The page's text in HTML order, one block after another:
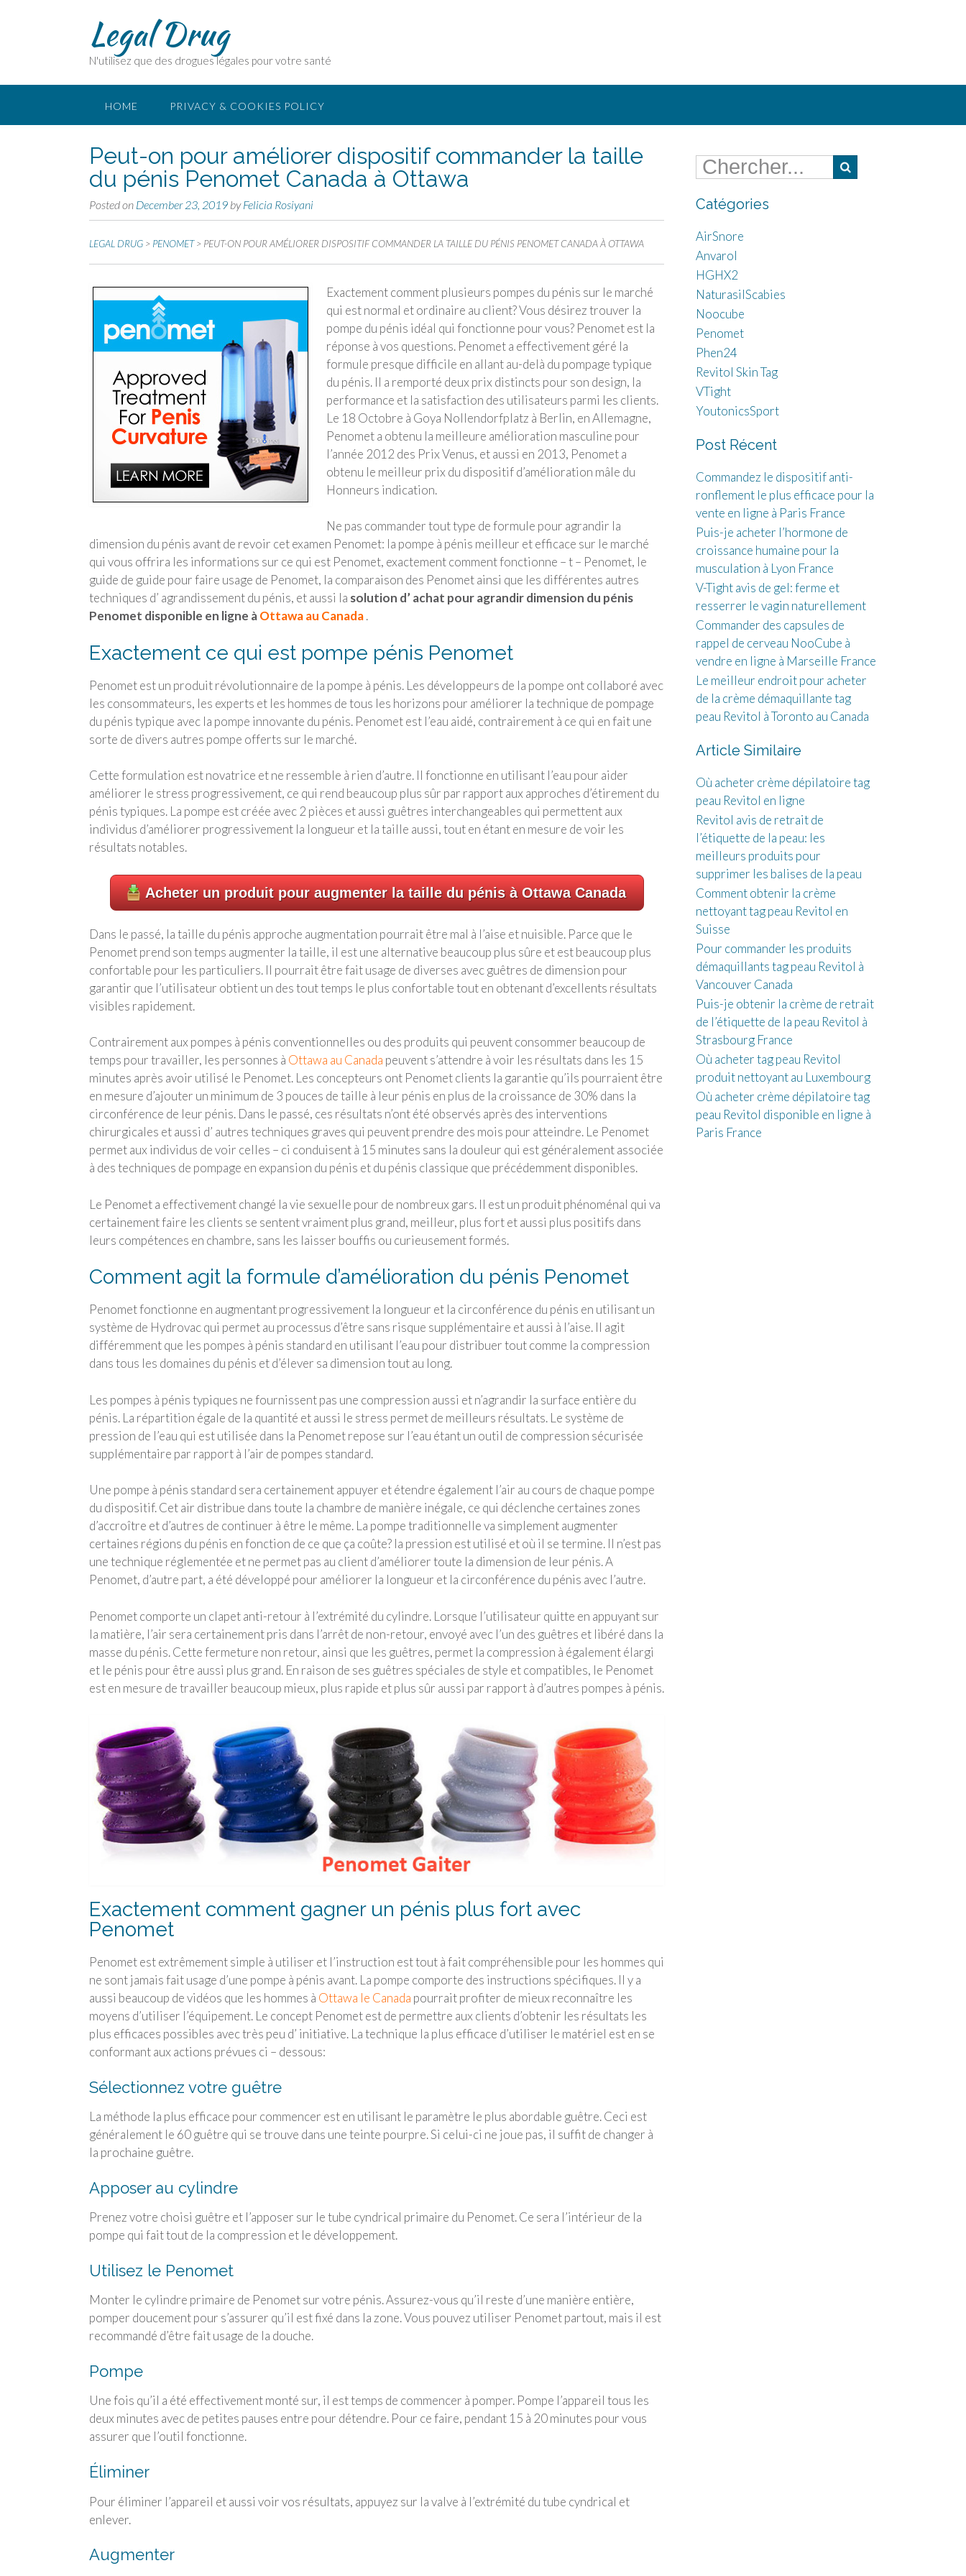
Legal Drug
N'utilisez que des drogues légales pour votre santé
HOME PRIVACY & COOKIES POLICY
Peut-on pour améliorer dispositif commander la taille
du pénis Penomet Canada à Ottawa
Posted on December 23, 2019 byFelicia Rosiyani
LEGAL DRUG > PENOMET > PEUT-ON POUR AMÉLIORER DISPOSITIF COMMANDER LA TAILLE DU PÉNIS PENOMET CANADA À OTTAWA
Exactement comment plusieurs pompes du pénis sur le marché
qui est normal et ordinaire au client? Vous désirez trouver la
pompe du pénis idéal qui fonctionne pour vous? Penomet est la
réponse à vos questions. Penomet a effectivement géré la
formule presque difficile en allant au-delà du pompage typique
du pénis. Il a remporté deux prix distincts pour son design, la
performance et la satisfaction des utilisateurs parmi les clients.
Le 18 Octobre à Goya Nollendorfplatz à Berlin, en Allemagne,
Penomet a obtenu la meilleure amélioration masculine pour
l’année 2012 des Prix Venus, et aussi en 2013, Penomet a
obtenu le meilleur prix du dispositif d’amélioration mâle du
Honneurs indication.
Ne pas commander tout type de formule pour agrandir la
dimension du pénis avant de revoir cet examen Penomet: la pompe à pénis meilleur et efficace sur le marché
qui vous offrira les informations sur ce qui est Penomet, exactement comment fonctionne – t – Penomet, le
guide de guide pour faire usage de Penomet, la comparaison des Penomet ainsi que les différentes autres
techniques d’ agrandissement du pénis, et aussi la solution d’ achat pour agrandir dimension du pénis
Penomet disponible en ligne àOttawa au Canada.
Exactement ce qui est pompe pénis Penomet
Penomet est un produit révolutionnaire de la pompe à pénis. Les développeurs de la pompe ont collaboré avec
les consommateurs, les experts et les hommes de tous les horizons pour améliorer la technique de pompage
du pénis typique avec la pompe innovante du pénis. Penomet est l’eau aidé, contrairement à ce qui en fait une
sorte de divers autres pompe offerts sur le marché.
Cette formulation est novatrice et ne ressemble à rien d’autre. Il fonctionne en utilisant l’eau pour aider
améliorer le stress progressivement, ce qui rend beaucoup plus sûr par rapport aux approches d’étirement du
pénis typiques. La pompe est créée avec 2 pièces et aussi guêtres interchangeables qui permettent aux
individus d’améliorer progressivement la longueur et la taille aussi, tout en étant en mesure de voir les
résultats notables.
Acheter un produit pour augmenter la taille du pénis à Ottawa Canada
Dans le passé, la taille du pénis approche augmentation pourrait être mal à l’aise et nuisible. Parce que le
Penomet prend son temps augmenter la taille, il est une alternative beaucoup plus sûre et est beaucoup plus
confortable pour les particuliers. Il pourrait être fait usage de diverses avec guêtres de dimension pour
garantir que l’utilisateur obtient un des tout temps le plus confortable tout en obtenant d’excellents résultats
visibles rapidement.
Contrairement aux pompes à pénis conventionnelles ou des produits qui peuvent consommer beaucoup de
temps pour travailler, les personnes à Ottawa au Canada peuvent s’attendre à voir les résultats dans les 15
minutes après avoir utilisé le Penomet. Les concepteurs ont Penomet clients la garantie qu’ils pourraient être
en mesure d’ajouter un minimum de 3 pouces de taille à leur pénis en plus de la croissance de 30% dans la
circonférence de leur pénis. Dans le passé, ces résultats n’ont été observés après des interventions
chirurgicales et aussi d’ autres techniques graves qui peuvent prendre des mois pour atteindre. Le Penomet
permet aux individus de voir celles – ci conduisent à 15 minutes sans la douleur qui est généralement associée
à des techniques de pompage en expansion du pénis et du pénis classique que précédemment disponibles.
Le Penomet a effectivement changé la vie sexuelle pour de nombreux gars. Il est un produit phénoménal qui va
certainement faire les clients se sentent vraiment plus grand, meilleur, plus fort et aussi plus positifs dans
leurs compétences en chambre, sans les laisser bouffis ou curieusement formés.
Comment agit la formule d’amélioration du pénis Penomet
Penomet fonctionne en augmentant progressivement la longueur et la circonférence du pénis en utilisant un
système de Hydrovac qui permet au processus d’être sans risque supplémentaire et aussi à l’aise. Il agit
différemment que les pompes à pénis standard en utilisant l’eau pour distribuer tout comme la compression
dans tous les domaines du pénis et d’élever sa dimension tout au long.
Les pompes à pénis typiques ne fournissent pas une compression aussi et n’agrandir la surface entière du
pénis. La répartition égale de la quantité et aussi le stress permet de meilleurs résultats. Le système de
pression de l’eau qui est utilisée dans la Penomet repose sur l’eau étant un outil de compression sécurisée
supplémentaire par rapport à l’air de pompes standard.
Une pompe à pénis standard sera certainement appuyer et étendre également l’air au cours de chaque pompe
du dispositif. Cet air distribue dans toute la chambre de manière inégale, ce qui déclenche certaines zones
d’accroître et d’autres de continuer à être le même. La pompe traditionnelle va simplement augmenter
certaines régions du pénis en fonction de ce que ça coûte? la pression est utilisé et où il se termine. Il n’est pas
une technique réglementée et ne permet pas au client d’améliorer toute la dimension de leur pénis. A
Penomet, d’autre part, a été développé pour améliorer la longueur et la circonférence du pénis avec l’autre.
Penomet comporte un clapet anti-retour à l’extrémité du cylindre. Lorsque l’utilisateur quitte en appuyant sur
la matière, l’air sera certainement pris dans l’arrêt de non-retour, envoyé avec l’un des guêtres et libéré dans la
masse du pénis. Cette fermeture non retour, ainsi que les guêtres, permet la compression à également élargi
et le pénis pour être aussi plus grand. En raison de ses guêtres spéciales de style et compatibles, le Penomet
est en mesure de travailler beaucoup mieux, plus rapide et plus sûr aussi par rapport à d’autres pompes à pénis.
Exactement comment gagner un pénis plus fort avec
Penomet
Penomet est extrêmement simple à utiliser et l’instruction est tout à fait compréhensible pour les hommes qui
ne sont jamais fait usage d’une pompe à pénis avant. La pompe comporte des instructions spécifiques. Il y a
aussi beaucoup de vidéos que les hommes à Ottawa le Canada pourrait profiter de mieux reconnaître les
moyens d’utiliser l’équipement. Le concept Penomet est de permettre aux clients d’obtenir les résultats les
plus efficaces possibles avec très peu d’ initiative. La technique la plus efficace d’utiliser le matériel est en se
conformant aux actions prévues ci – dessous:
Sélectionnez votre guêtre
La méthode la plus efficace pour commencer est en utilisant le paramètre le plus abordable guêtre. Ceci est
généralement le 60 guêtre qui se trouve dans une teinte pourpre. Si celui-ci ne joue pas, il suffit de changer à
la prochaine guêtre.
Apposer au cylindre
Prenez votre choisi guêtre et l’apposer sur le tube cyndrical primaire du Penomet. Ce sera l’intérieur de la
pompe qui fait tout de la compression et le développement.
Utilisez le Penomet
Monter le cylindre primaire de Penomet sur votre pénis. Assurez-vous qu’il reste d’une manière entière,
pomper doucement pour s’assurer qu’il est fixé dans la zone. Vous pouvez utiliser Penomet partout, mais il est
recommandé d’être fait usage de la douche.
Pompe
Une fois qu’il a été effectivement monté sur, il est temps de commencer à pomper. Pompe l’appareil tous les
deux minutes avec de petites pauses entre pour détendre. Pour ce faire, pendant 15 à 20 minutes pour vous
assurer que l’outil fonctionne.
Éliminer
Pour éliminer l’appareil et aussi voir vos résultats, appuyez sur la valve à l’extrémité du tube cyndrical et
enlever.
Augmenter
Catégories
AirSnore
Anvarol
HGHX2
NaturasilScabies
Noocube
Penomet
Phen24
Revitol Skin Tag
VTight
YoutonicsSport
Post Récent
Commandez le dispositif anti-
ronflement le plus efficace pour la
vente en ligne à Paris France
Puis-je acheter l’hormone de
croissance humaine pour la
musculation à Lyon France
V-Tight avis de gel: ferme et
resserrer le vagin naturellement
Commander des capsules de
rappel de cerveau NooCube à
vendre en ligne à Marseille France
Le meilleur endroit pour acheter
de la crème démaquillante tag
peau Revitol à Toronto au Canada
Article Similaire
Où acheter crème dépilatoire tag
peau Revitol en ligne
Revitol avis de retrait de
l’étiquette de la peau: les
meilleurs produits pour
supprimer les balises de la peau
Comment obtenir la crème
nettoyant tag peau Revitol en
Suisse
Pour commander les produits
démaquillants tag peau Revitol à
Vancouver Canada
Puis-je obtenir la crème de retrait
de l’étiquette de la peau Revitol à
Strasbourg France
Où acheter tag peau Revitol
produit nettoyant au Luxembourg
Où acheter crème dépilatoire tag
peau Revitol disponible en ligne à
Paris France